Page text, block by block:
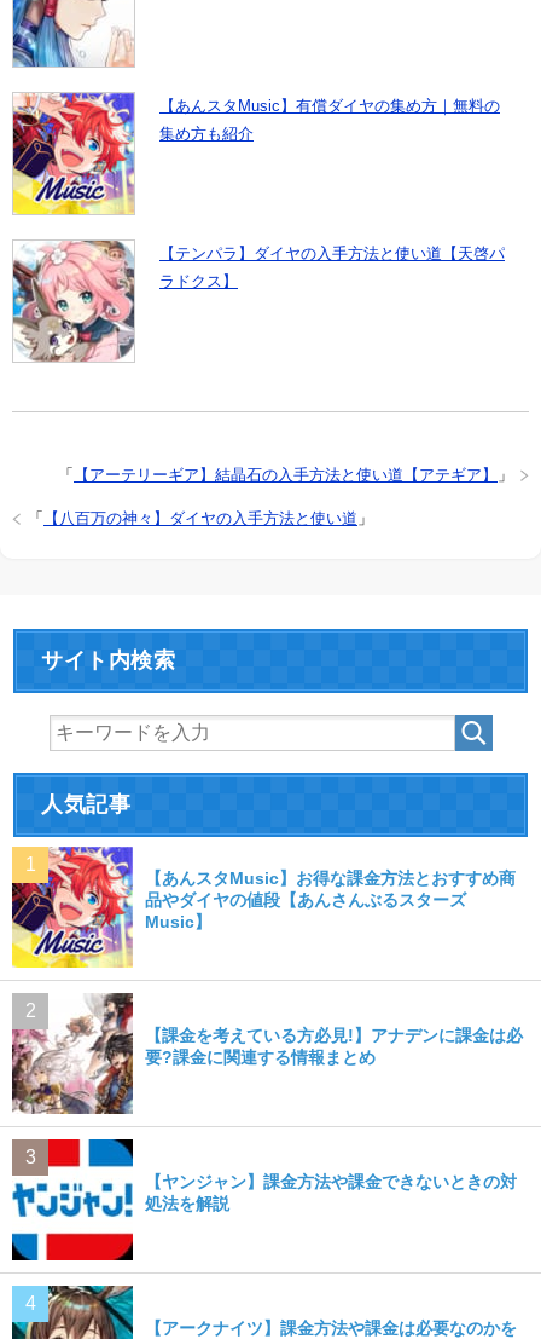
【あんスタMusic】有償ダイヤの集め方｜無料の
集め方も紹介
【テンパラ】ダイヤの入手方法と使い道【天啓パ
ラドクス】
「 【アーテリーギア】結晶石の入手方法と使い道【アテギア】 」
「 【八百万の神々】ダイヤの入手方法と使い道 」
サイト内検索
人気記事
【あんスタMusic】お得な課金方法とおすすめ商
品やダイヤの値段【あんさんぶるスターズ
Music】
【課金を考えている方必見!】アナデンに課金は必
要?課金に関連する情報まとめ
【ヤンジャン】課金方法や課金できないときの対
処法を解説
【アークナイツ】課金方法や課金は必要なのかを